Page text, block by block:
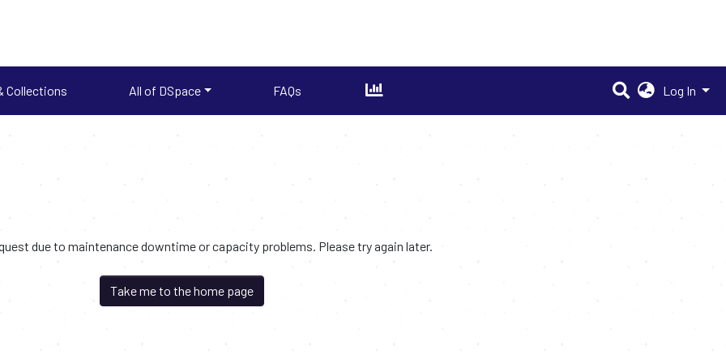
Collections All of DSpace FAQs Log In
due to maintenance downtime or capacity problems. Please try again later.
Take me to the home page